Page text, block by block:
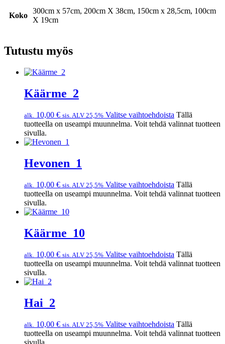
Koko
300cm x 57cm, 200cm X 38cm, 150cm x 28,5cm, 100cm
X 19cm
Tutustu myös
Käärme_2
alk. 10,00 € sis. ALV 25,5% Valitse vaihtoehdoista Tällä
tuotteella on useampi muunnelma. Voit tehdä valinnat tuotteen
sivulla.
Hevonen_1
alk. 10,00 € sis. ALV 25,5% Valitse vaihtoehdoista Tällä
tuotteella on useampi muunnelma. Voit tehdä valinnat tuotteen
sivulla.
Käärme_10
alk. 10,00 € sis. ALV 25,5% Valitse vaihtoehdoista Tällä
tuotteella on useampi muunnelma. Voit tehdä valinnat tuotteen
sivulla.
Hai_2
alk. 10,00 € sis. ALV 25,5% Valitse vaihtoehdoista Tällä
tuotteella on useampi muunnelma. Voit tehdä valinnat tuotteen
sivulla.